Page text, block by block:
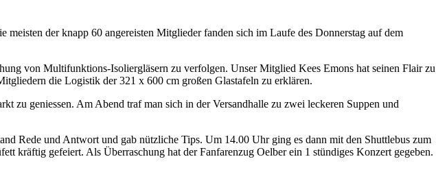
der knapp 60 angereisten Mitglieder fanden sich im Laufe des Donnerstag auf dem
von Multifunktions-Isoliergläsern zu verfolgen. Unser Mitglied Kees Emons hat seinen Flair zu
die Logistik der 321 x 600 cm großen Glastafeln zu erklären.
zu geniessen. Am Abend traf man sich in der Versandhalle zu zwei leckeren Suppen und
Rede und Antwort und gab nützliche Tips. Um 14.00 Uhr ging es dann mit den Shuttlebus zum
kräftig gefeiert. Als Überraschung hat der Fanfarenzug Oelber ein 1 stündiges Konzert gegeben.